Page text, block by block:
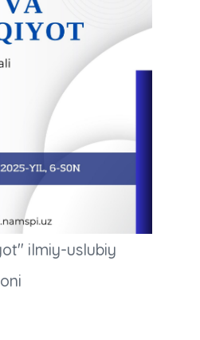
ilmiy-uslubiy